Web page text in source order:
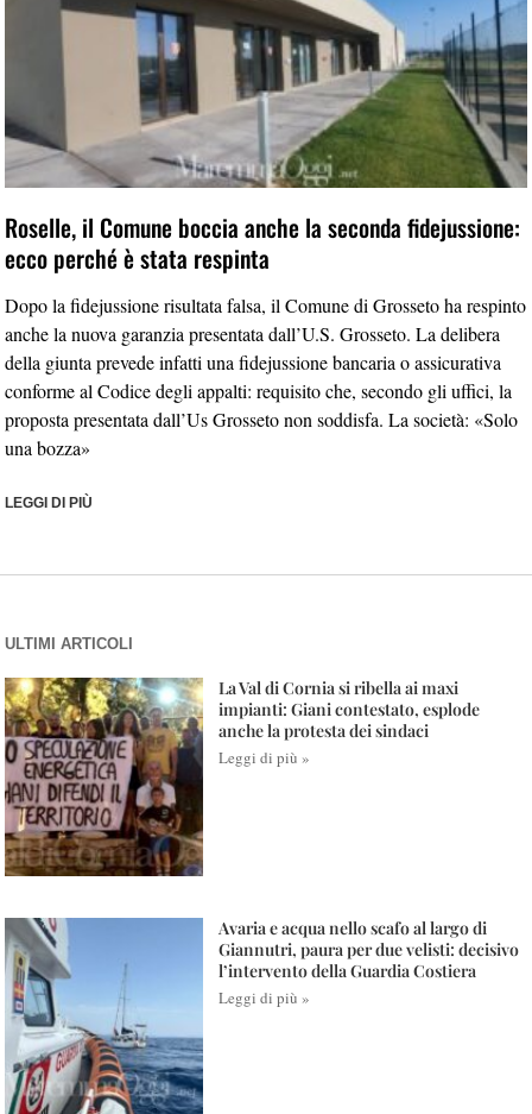
Roselle, il Comune boccia anche la seconda fidejussione:
ecco perché è stata respinta
Dopo la fidejussione risultata falsa, il Comune di Grosseto ha respinto
anche la nuova garanzia presentata dall’U.S. Grosseto. La delibera
della giunta prevede infatti una fidejussione bancaria o assicurativa
conforme al Codice degli appalti: requisito che, secondo gli uffici, la
proposta presentata dall’Us Grosseto non soddisfa. La società: «Solo
una bozza»
LEGGI DI PIÙ
ULTIMI ARTICOLI
La Val di Cornia si ribella ai maxi
impianti: Giani contestato, esplode
anche la protesta dei sindaci
Leggi di più »
Avaria e acqua nello scafo al largo di
Giannutri, paura per due velisti: decisivo
l’intervento della Guardia Costiera
Leggi di più »